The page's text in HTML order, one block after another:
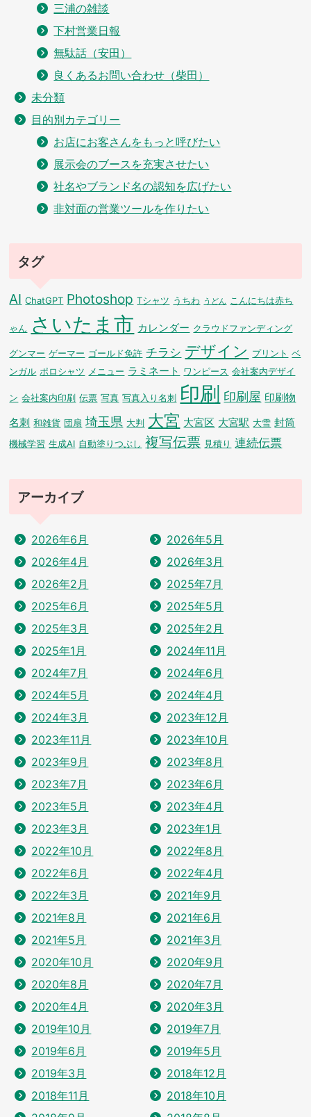
三浦の雑談
下村営業日報
無駄話（安田）
良くあるお問い合わせ（柴田）
未分類
目的別カテゴリー
お店にお客さんをもっと呼びたい
展示会のブースを充実させたい
社名やブランド名の認知を広げたい
非対面の営業ツールを作りたい
タグ
AI ChatGPT Photoshop Tシャツ うちわ うどん こんにちは赤ち
ゃん さいたま市 カレンダー クラウドファンディング
グンマー ゲーマー ゴールド免許 チラシ デザイン プリント ベ
ンガル ポロシャツ メニュー ラミネート ワンピース 会社案内デザイ
ン 会社案内印刷 伝票 写真 写真入り名刺 印刷 印刷屋 印刷物
名刺 和雑貨 団扇 埼玉県 大判 大宮 大宮区 大宮駅 大雪 封筒
機械学習 生成AI 自動塗りつぶし 複写伝票 見積り 連続伝票
アーカイブ
2026年6月
2026年5月
2026年4月
2026年3月
2026年2月
2025年7月
2025年6月
2025年5月
2025年3月
2025年2月
2025年1月
2024年11月
2024年7月
2024年6月
2024年5月
2024年4月
2024年3月
2023年12月
2023年11月
2023年10月
2023年9月
2023年8月
2023年7月
2023年6月
2023年5月
2023年4月
2023年3月
2023年1月
2022年10月
2022年8月
2022年6月
2022年4月
2022年3月
2021年9月
2021年8月
2021年6月
2021年5月
2021年3月
2020年10月
2020年9月
2020年8月
2020年7月
2020年4月
2020年3月
2019年10月
2019年7月
2019年6月
2019年5月
2019年3月
2018年12月
2018年11月
2018年10月